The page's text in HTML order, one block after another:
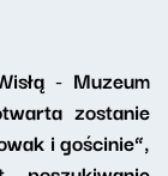
- Muzeum
zostanie
i gościnie”,